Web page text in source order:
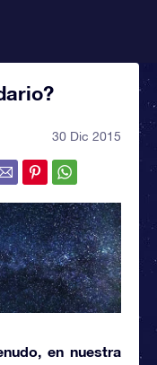
30 Dic 2015
en nuestra